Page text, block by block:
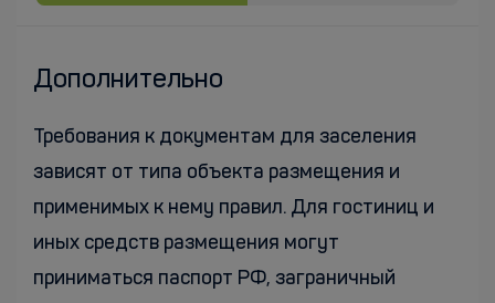
Дополнительно
Требования к документам для заселения
зависят от типа объекта размещения и
применимых к нему правил. Для гостиниц и
иных средств размещения могут
приниматься паспорт РФ, заграничный